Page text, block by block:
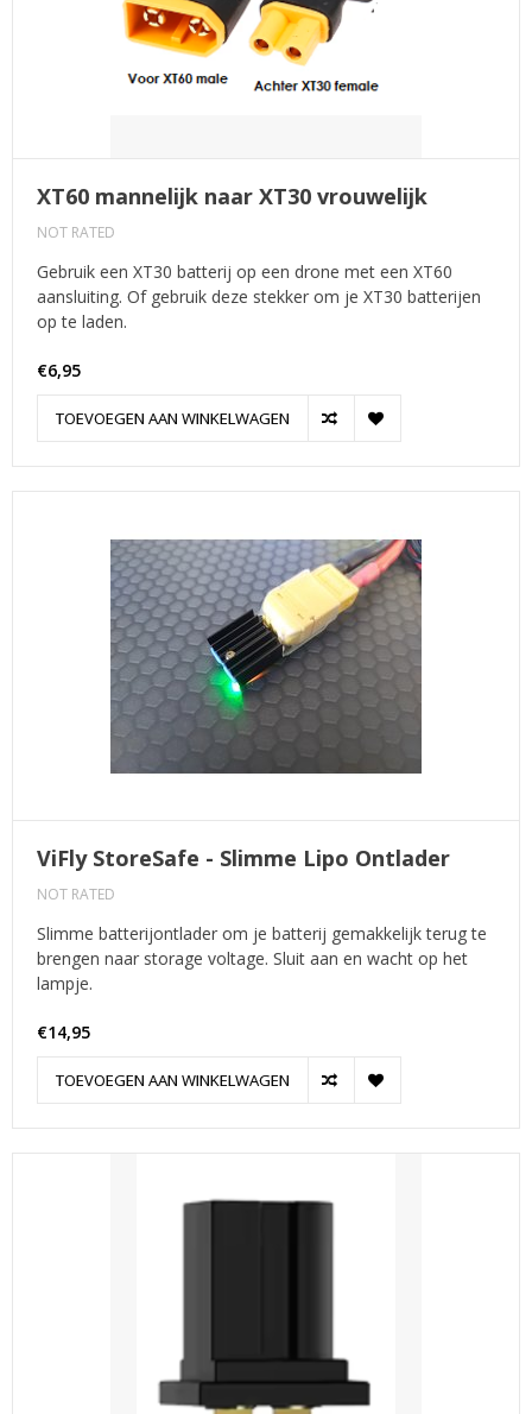
XT60 mannelijk naar XT30 vrouwelijk
NOT RATED
Gebruik een XT30 batterij op een drone met een XT60
aansluiting. Of gebruik deze stekker om je XT30 batterijen
op te laden.
€6,95
TOEVOEGEN AAN WINKELWAGEN
ViFly StoreSafe - Slimme Lipo Ontlader
NOT RATED
Slimme batterijontlader om je batterij gemakkelijk terug te
brengen naar storage voltage. Sluit aan en wacht op het
lampje.
€14,95
TOEVOEGEN AAN WINKELWAGEN